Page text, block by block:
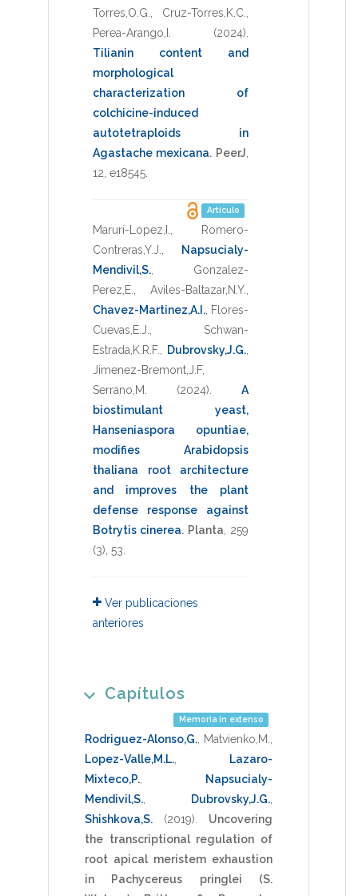
Torres,O.G.
Cruz-Torres,K.C.
Perea-Arango,I.
(2024)
Tilianin content and
morphological
characterization of
colchicine-induced
autotetraploids in
Agastache mexicana. PeerJ
12 e18545
Artículo
Maruri-Lopez,I.
Romero-
Contreras,Y.J.
Napsucialy-
Mendivil,S.
Gonzalez-
Perez,E.
Aviles-Baltazar,N.Y.
Chavez-Martinez,A.I. Flores-
Cuevas,E.J.
Schwan-
Estrada,K.R.F.
Dubrovsky,J.G.
Jimenez-Bremont,J.F,
Serrano,M.
(2024)
A
biostimulant yeast,
Hanseniaspora opuntiae,
modifies Arabidopsis
thaliana root architecture
and improves the plant
defense response against
Botrytis cinerea. Planta
259
(3), 53
Ver publicaciones
anteriores
Capítulos
Memoria in extenso
Rodriguez-Alonso,G. Matvienko,M.
Lopez-Valle,M.L.
Lazaro-
Mixteco,P.
Napsucialy-
Mendivil,S.
Dubrovsky,J.G.
Shishkova,S.
(2019)
Uncovering
the transcriptional regulation of
root apical meristem exhaustion
in Pachycereus pringlei (S.